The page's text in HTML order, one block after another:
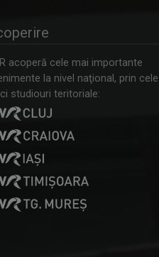
acoperă cele mai importante
la nivel naţional, prin cele
studiouri teritoriale: